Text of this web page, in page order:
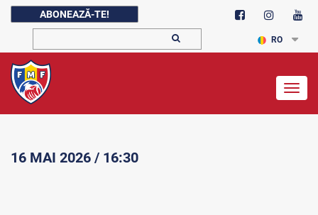
ABONEAZĂ-TE!
RO
16 MAI 2026 / 16:30